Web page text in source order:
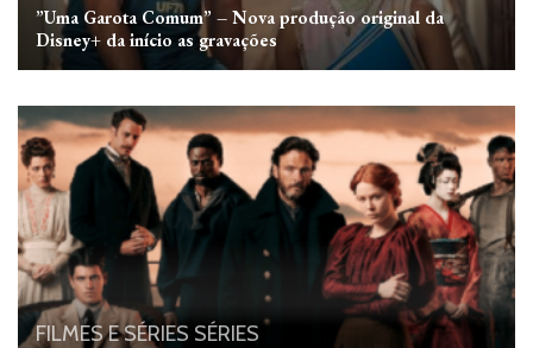
”Uma Garota Comum” – Nova produção original da
Disney+ da início as gravações
FILMES E SÉRIES SÉRIES